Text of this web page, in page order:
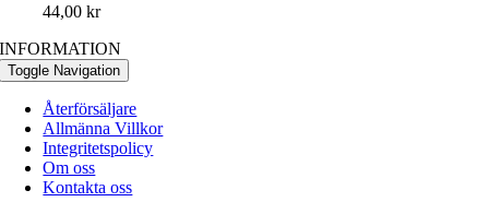
44,00kr
INFORMATION
Toggle Navigation
Återförsäljare
Allmänna Villkor
Integritetspolicy
Om oss
Kontakta oss